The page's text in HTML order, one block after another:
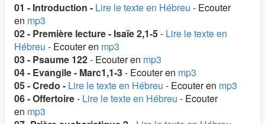
01 - Introduction - Lire le texte en Hébreu - Ecouter
en mp3
02 - Première lecture - Isaïe 2,1-5- Lire le texte en
Hébreu - Ecouter en mp3
03 - Psaume 122- Ecouter en mp3
04 - Evangile - Marc1,1-3- Ecouter en mp3
05 - Credo - Lire le texte en Hébreu - Ecouter en mp3
06 - Offertoire- Lire le texte en Hébreu - Ecouter
en mp3